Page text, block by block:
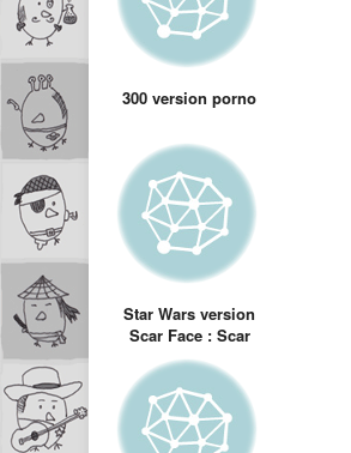
300 version porno
Star Wars version
Scar Face : Scar
Wars